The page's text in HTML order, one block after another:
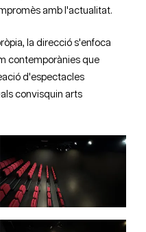
amb l'actualitat.
la direcció s'enfoca
contemporànies que
d'espectacles
convisquin arts